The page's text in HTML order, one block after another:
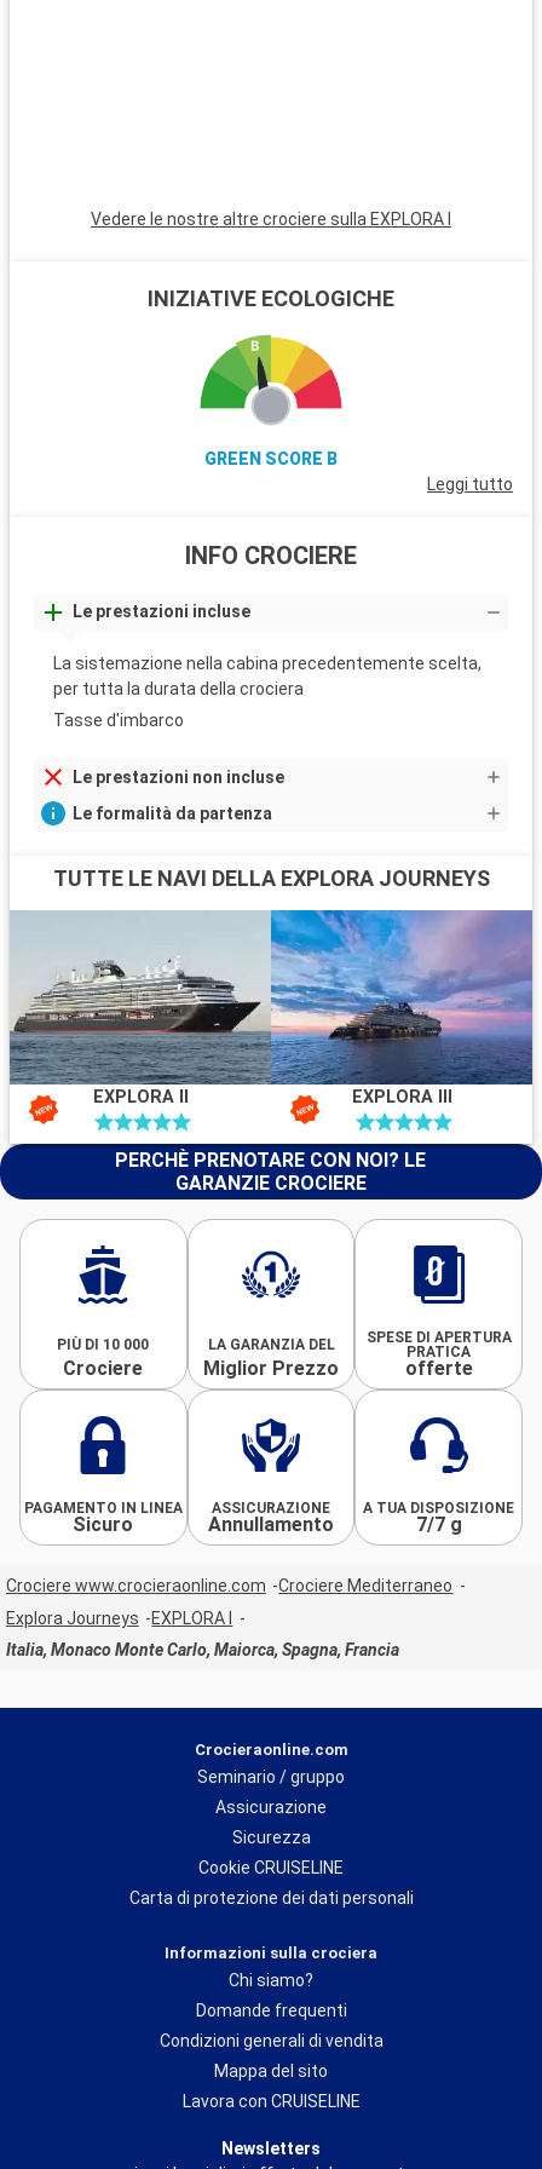
Vedere le nostre altre crociere sulla EXPLORA I
INIZIATIVE ECOLOGICHE
GREEN SCORE B
Leggi tutto
INFO CROCIERE
Le prestazioni incluse
La sistemazione nella cabina precedentemente scelta,
per tutta la durata della crociera
Tasse d'imbarco
Le prestazioni non incluse
Le formalità da partenza
TUTTE LE NAVI DELLA EXPLORA JOURNEYS
EXPLORA II EXPLORA III
PERCHÈ PRENOTARE CON NOI? LE
GARANZIE CROCIERE
PIÙ DI 10 000
Crociere
LA GARANZIA DEL
Miglior Prezzo
SPESE DI APERTURA
PRATICA
offerte
PAGAMENTO IN LINEA
Sicuro
ASSICURAZIONE
Annullamento
A TUA DISPOSIZIONE
7/7 g
Crociere www.crocieraonline.com
Crociere Mediterraneo
Explora Journeys
EXPLORA I
Italia, Monaco Monte Carlo, Maiorca, Spagna, Francia
Crocieraonline.com
Seminario / gruppo
Assicurazione
Sicurezza
Cookie CRUISELINE
Carta di protezione dei dati personali
Informazioni sulla crociera
Chi siamo?
Domande frequenti
Condizioni generali di vendita
Mappa del sito
Lavora con CRUISELINE
Newsletters